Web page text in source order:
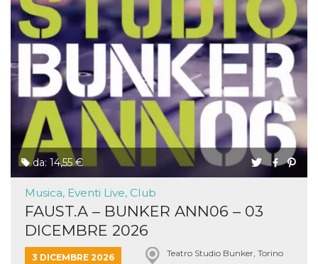
da: 14,55 €
Musica, Eventi Live, Club
FAUST.A – BUNKER ANN06 – 03
DICEMBRE 2026
3 DICEMBRE 2026 Teatro Studio Bunker, Torino